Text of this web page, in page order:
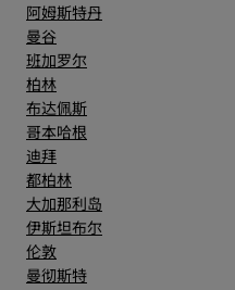
阿姆斯特丹
曼谷
班加罗尔
柏林
布达佩斯
哥本哈根
迪拜
都柏林
大加那利岛
伊斯坦布尔
伦敦
曼彻斯特